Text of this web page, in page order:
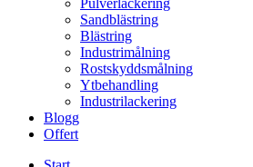
Pulverlackering
Sandblästring
Blästring
Industrimålning
Rostskyddsmålning
Ytbehandling
Industrilackering
Blogg
Offert